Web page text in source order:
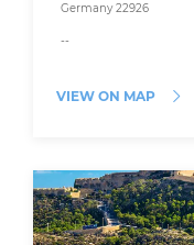
Germany 22926
--
VIEW ON MAP